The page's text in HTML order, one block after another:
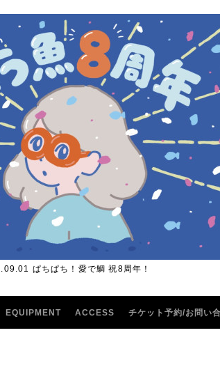
ぱちぱち！愛で鯛 祝8周年！
EQUIPMENT ACCESS チケット予約/お問い